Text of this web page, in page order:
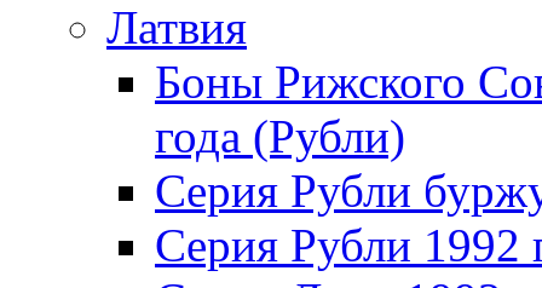
Латвия
Боны Рижского
года (Рубли)
Серия Рубли
Серия Рубли 1992